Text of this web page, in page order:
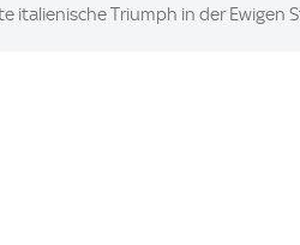
italienische Triumph in der Ewigen